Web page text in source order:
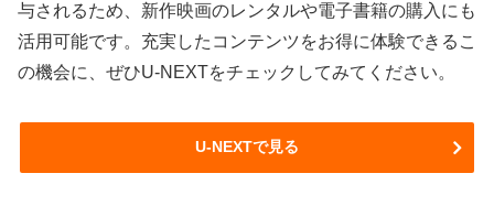
与されるため、新作映画のレンタルや電子書籍の購入にも
活用可能です。充実したコンテンツをお得に体験できるこ
の機会に、ぜひU-NEXTをチェックしてみてください。
U-NEXTで見る